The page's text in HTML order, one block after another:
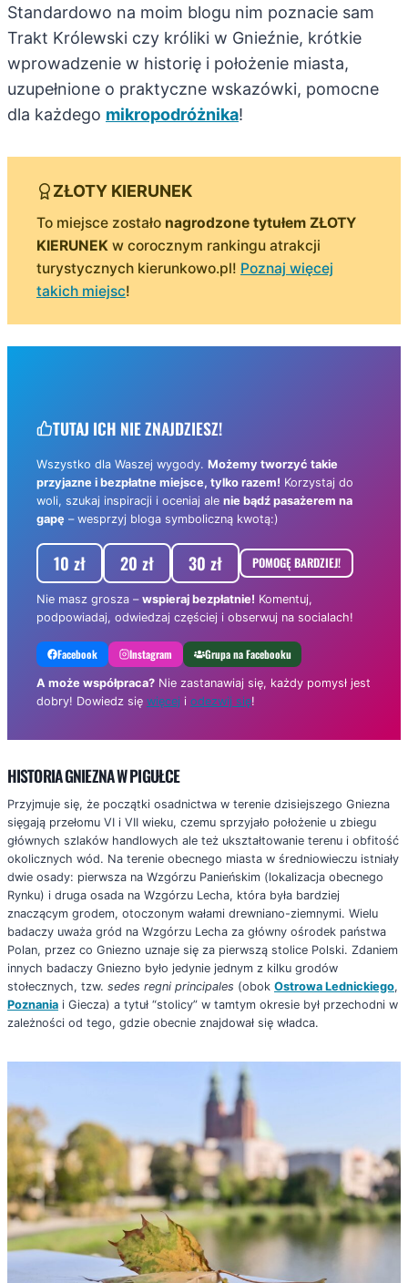
Standardowo na moim blogu nim poznacie sam
Trakt Królewski czy króliki w Gnieźnie, krótkie
wprowadzenie w historię i położenie miasta,
uzupełnione o praktyczne wskazówki, pomocne
dla każdego mikropodróżnika!
ZŁOTY KIERUNEK
To miejsce zostało nagrodzone tytułem ZŁOTY
KIERUNEK w corocznym rankingu atrakcji
turystycznych kierunkowo.pl! Poznaj więcej
takich miejsc!
TUTAJ ICH NIE ZNAJDZIESZ!
Wszystko dla Waszej wygody. Możemy tworzyć takie
przyjazne i bezpłatne miejsce, tylko razem! Korzystaj do
woli, szukaj inspiracji i oceniaj ale nie bądź pasażerem na
gapę – wesprzyj bloga symboliczną kwotą:)
10 zł 20 zł 30 zł POMOGĘ BARDZIEJ!
Nie masz grosza – wspieraj bezpłatnie! Komentuj,
podpowiadaj, odwiedzaj częściej i obserwuj na socialach!
Facebook Instagram Grupa na Facebooku
A może współpraca? Nie zastanawiaj się, każdy pomysł jest
dobry! Dowiedz się więcej i odezwij się!
HISTORIA GNIEZNA W PIGUŁCE
Przyjmuje się, że początki osadnictwa w terenie dzisiejszego Gniezna
sięgają przełomu VI i VII wieku, czemu sprzyjało położenie u zbiegu
głównych szlaków handlowych ale też ukształtowanie terenu i obfitość
okolicznych wód. Na terenie obecnego miasta w średniowieczu istniały
dwie osady: pierwsza na Wzgórzu Panieńskim (lokalizacja obecnego
Rynku) i druga osada na Wzgórzu Lecha, która była bardziej
znaczącym grodem, otoczonym wałami drewniano-ziemnymi. Wielu
badaczy uważa gród na Wzgórzu Lecha za główny ośrodek państwa
Polan, przez co Gniezno uznaje się za pierwszą stolice Polski. Zdaniem
innych badaczy Gniezno było jedynie jednym z kilku grodów
stołecznych, tzw. sedes regni principales (obok Ostrowa Lednickiego,
Poznania i Giecza) a tytuł “stolicy” w tamtym okresie był przechodni w
zależności od tego, gdzie obecnie znajdował się władca.